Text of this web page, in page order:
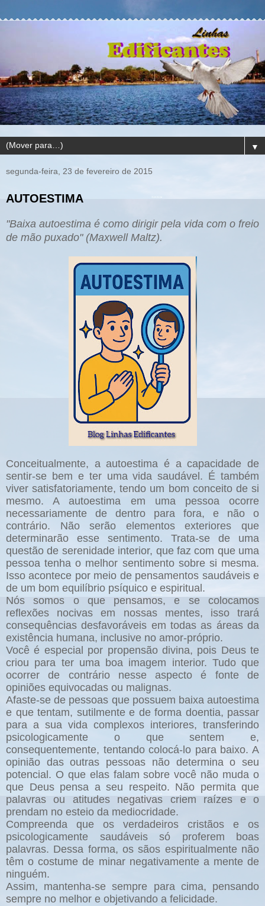
▼
segunda-feira, 23 de fevereiro de 2015
AUTOESTIMA
"Baixa autoestima é como dirigir pela vida com o freio
de mão puxado"(Maxwell Maltz).
Conceitualmente, a autoestima é a capacidade de
sentir-se bem e ter uma vida saudável. É também
viver satisfatoriamente, tendo um bom conceito de si
mesmo. A autoestima em uma pessoa ocorre
necessariamente de dentro para fora, e não o
contrário. Não serão elementos exteriores que
determinarão esse sentimento. Trata-se de uma
questão de serenidade interior, que faz com que uma
pessoa tenha o melhor sentimento sobre si mesma.
Isso acontece por meio de pensamentos saudáveis e
de um bom equilíbrio psíquico e espiritual.
Nós somos o que pensamos, e se colocamos
reflexões nocivas em nossas mentes, isso trará
consequências desfavoráveis em todas as áreas da
existência humana, inclusive no amor-próprio.
Você é especial por propensão divina, pois Deus te
criou para ter uma boa imagem interior. Tudo que
ocorrer de contrário nesse aspecto é fonte de
opiniões equivocadas ou malignas.
Afaste-se de pessoas que possuem baixa autoestima
e que tentam, sutilmente e de forma doentia, passar
para a sua vida complexos interiores, transferindo
psicologicamente o que sentem e,
consequentemente, tentando colocá-lo para baixo. A
opinião das outras pessoas não determina o seu
potencial. O que elas falam sobre você não muda o
que Deus pensa a seu respeito. Não permita que
palavras ou atitudes negativas criem raízes e o
prendam no esteio da mediocridade.
Compreenda que os verdadeiros cristãos e os
psicologicamente saudáveis só proferem boas
palavras. Dessa forma, os sãos espiritualmente não
têm o costume de minar negativamente a mente de
ninguém.
Assim, mantenha-se sempre para cima, pensando
sempre no melhor e objetivando a felicidade.